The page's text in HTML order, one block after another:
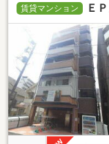
賃貸マンション Ｅ